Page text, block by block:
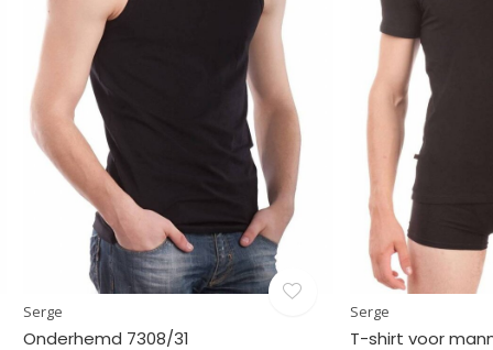
Serge
Onderhemd 7308/31
Serge
T-shirt voor